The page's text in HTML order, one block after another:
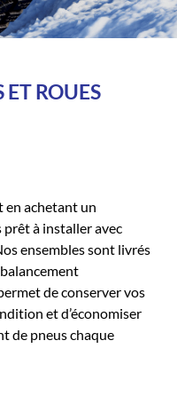
ET ROUES
en achetant un
prêt à installer avec
ensembles sont livrés
de conserver vos
et d’économiser
de pneus chaque